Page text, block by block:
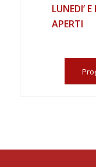
LUNEDI’
APERTI